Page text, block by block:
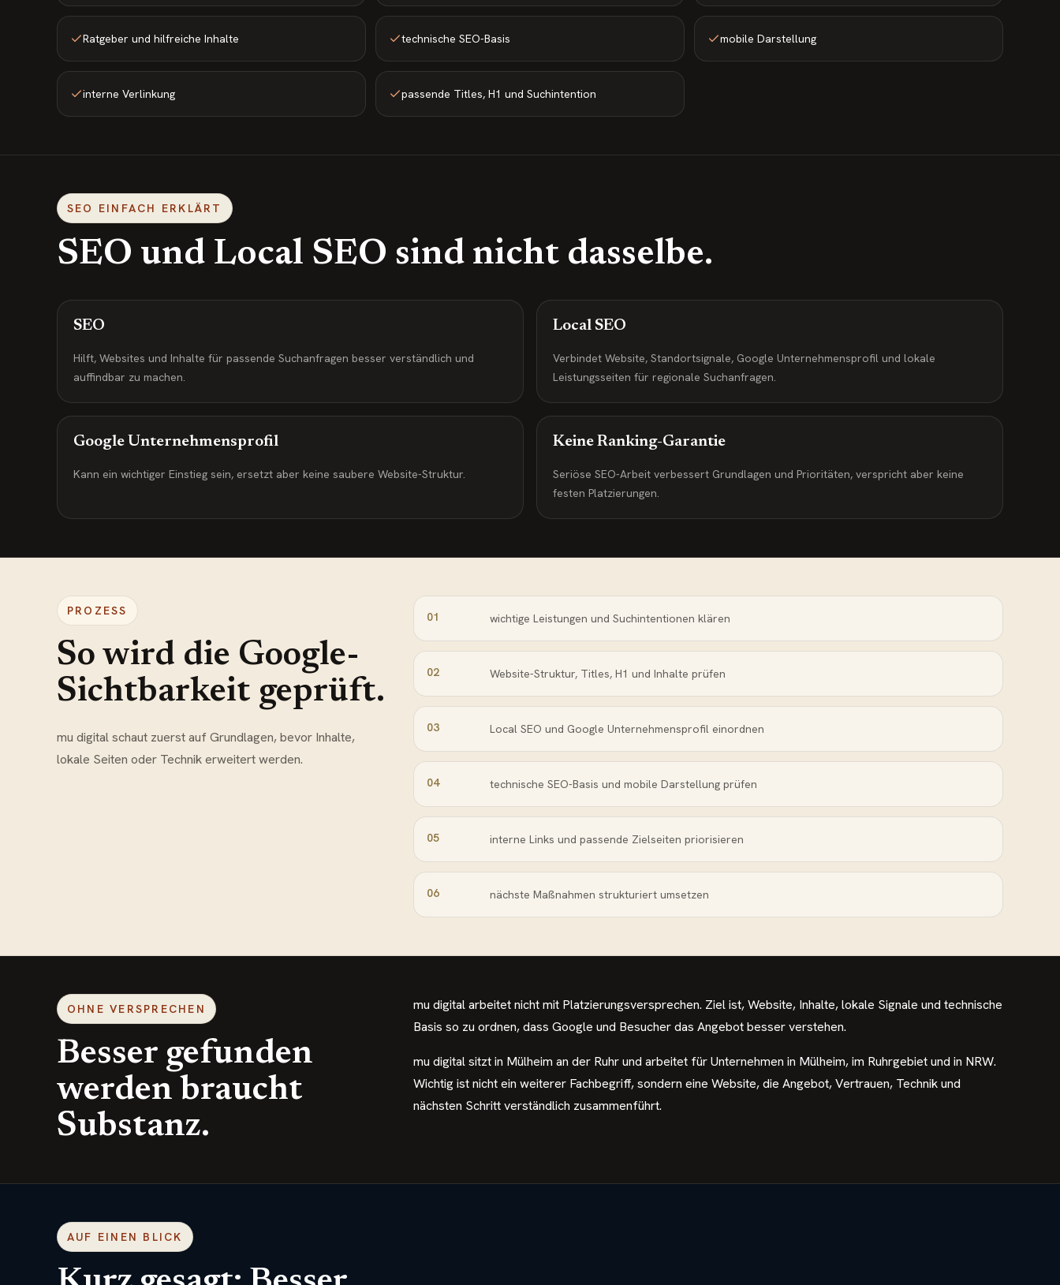
Ratgeber und hilfreiche Inhalte technische SEO-Basis mobile Darstellung
interne Verlinkung passende Titles, H1 und Suchintention
SEO EINFACH ERKLÄRT
SEO und Local SEO sind nicht dasselbe.
SEO
Hilft, Websites und Inhalte für passende Suchanfragen besser verständlich und
auffindbar zu machen.
Local SEO
Verbindet Website, Standortsignale, Google Unternehmensprofil und lokale
Leistungsseiten für regionale Suchanfragen.
Google Unternehmensprofil
Kann ein wichtiger Einstieg sein, ersetzt aber keine saubere Website-Struktur.
Keine Ranking-Garantie
Seriöse SEO-Arbeit verbessert Grundlagen und Prioritäten, verspricht aber keine
festen Platzierungen.
PROZESS
So wird die Google-
Sichtbarkeit geprüft.
mu digital schaut zuerst auf Grundlagen, bevor Inhalte,
lokale Seiten oder Technik erweitert werden.
01 wichtige Leistungen und Suchintentionen klären
02 Website-Struktur, Titles, H1 und Inhalte prüfen
03 Local SEO und Google Unternehmensprofil einordnen
04 technische SEO-Basis und mobile Darstellung prüfen
05 interne Links und passende Zielseiten priorisieren
06 nächste Maßnahmen strukturiert umsetzen
OHNE VERSPRECHEN
Besser gefunden
werden braucht
Substanz.
mu digital arbeitet nicht mit Platzierungsversprechen. Ziel ist, Website, Inhalte, lokale Signale und technische
Basis so zu ordnen, dass Google und Besucher das Angebot besser verstehen.
mu digital sitzt in Mülheim an der Ruhr und arbeitet für Unternehmen in Mülheim, im Ruhrgebiet und in NRW.
Wichtig ist nicht ein weiterer Fachbegriff, sondern eine Website, die Angebot, Vertrauen, Technik und
nächsten Schritt verständlich zusammenführt.
AUF EINEN BLICK